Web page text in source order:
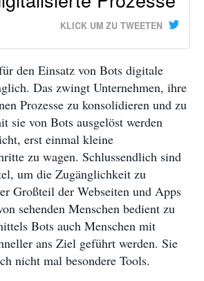
KLICK UM ZU TWEETEN
den Einsatz von Bots digitale
Das zwingt Unternehmen, ihre
Prozesse zu konsolidieren und zu
sie von Bots ausgelöst werden
erst einmal kleine
zu wagen. Schlussendlich sind
um die Zugänglichkeit zu
Großteil der Webseiten und Apps
sehenden Menschen bedient zu
Bots auch Menschen mit
ans Ziel geführt werden. Sie
nicht mal besondere Tools.